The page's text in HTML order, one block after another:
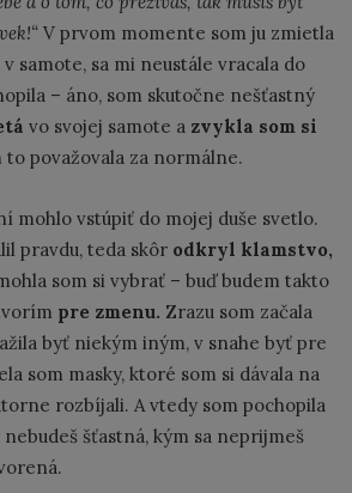
V prvom momente som ju zmietla
samote, sa mi neustále vracala do
– áno, som skutočne nešťastný
vo svojej samote a zvykla som si
to považovala za normálne.
mohlo vstúpiť do mojej duše svetlo.
pravdu, teda skôr odkryl klamstvo,
som si vybrať – buď budem takto
pre zmenu. Zrazu som začala
byť niekým iným, v snahe byť pre
som masky, ktoré som si dávala na
rozbíjali. A vtedy som pochopila
šťastná, kým sa neprijmeš